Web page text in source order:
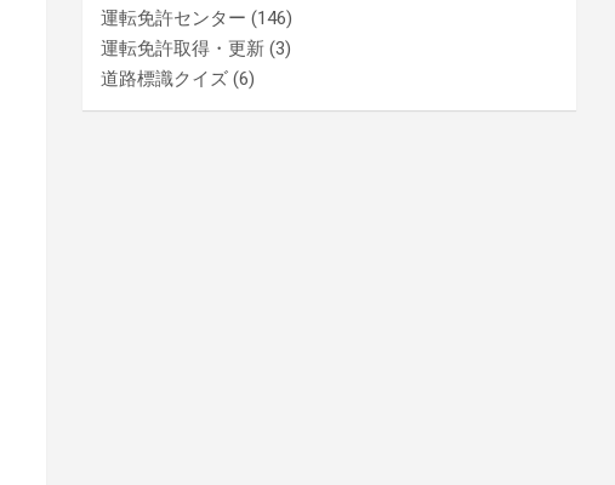
運転免許センター (146)
運転免許取得・更新 (3)
道路標識クイズ (6)